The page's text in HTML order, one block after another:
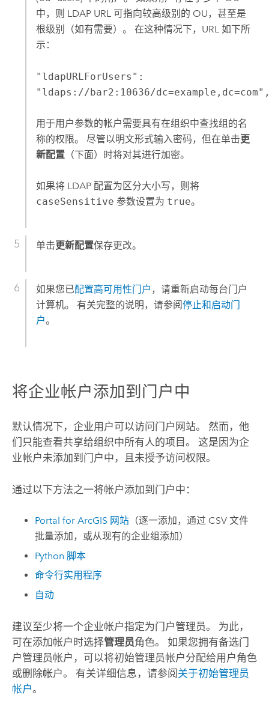
中，则 LDAP URL 可指向较高级别的 OU，甚至是
根级别（如有需要）。 在这种情况下，URL 如下所
示：
"ldapURLForUsers":
"ldaps://bar2:10636/
用于用户参数的帐户需要具有在组织中查找组的名
称的权限。 尽管以明文形式输入密码，但在单击更
新配置（下面）时将对其进行加密。
如果将 LDAP 配置为区分大小写，则将
caseSensitive 参数设置为 true。
单击更新配置保存更改。
如果您已配置高可用性门户 ，请重新启动每台门户
计算机。 有关完整的说明，请参阅停止和启动门
户。
将企业帐户添加到门户中
默认情况下，企业用户可以访问门户网站。 然而，他
们只能查看共享给组织中所有人的项目。 这是因为企
业帐户未添加到门户中，且未授予访问权限。
通过以下方法之一将帐户添加到门户中：
Portal for ArcGIS 网站 （逐一添加，通过 CSV 文件
批量添加，或从现有的企业组添加）
Python 脚本
命令行实用程序
自动
建议至少将一个企业帐户指定为门户管理员。 为此，
可在添加帐户时选择管理员角色。 如果您拥有备选门
户管理员帐户，可以将初始管理员帐户分配给用户角色
或删除帐户。 有关详细信息，请参阅 关于初始管理员
帐户。